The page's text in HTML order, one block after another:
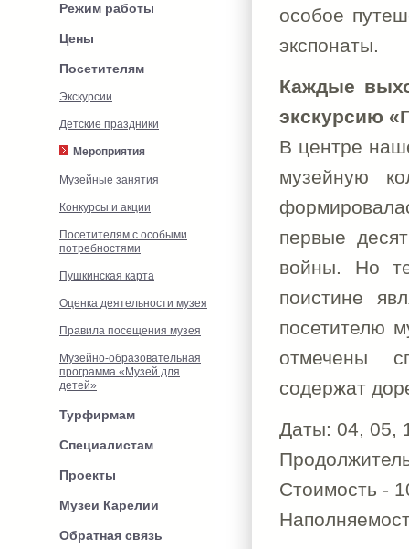
Режим работы
Цены
Посетителям
Экскурсии
Детские праздники
Мероприятия
Музейные занятия
Конкурсы и акции
Посетителям с особыми
потребностями
Пушкинская карта
Оценка деятельности музея
Правила посещения музея
Музейно-образовательная
программа «Музей для
детей»
Турфирмам
Специалистам
Проекты
Музеи Карелии
Обратная связь
особое
экспонаты.
Каждые
экскурсию
В центре
музейную
первые
войны. Но
поистине
посетителю
отмечены
содержат
Даты: 04, 05,
Стоимость -